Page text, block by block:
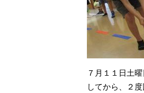
７月１１日土
してから、２